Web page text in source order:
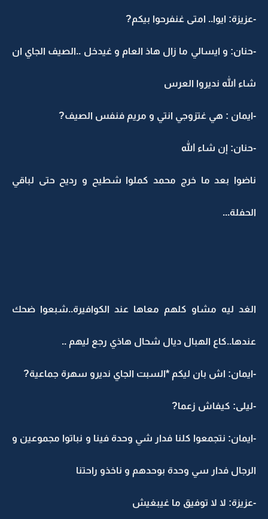
-عزيزة: ايوا.. امتى غنفرحوا بيكم?
-حنان: و ايسالي ما زال هاذ العام و غيدخل ..الصيف الجاي ان
شاء الله نديروا العرس
-ايمان : هي غتزوجي انتي و مريم فنفس الصيف?
-حنان: إن شاء الله
ناضوا بعد ما خرج محمد كملوا شطيح و رديح حتى لباقي
الحفلة...
الغد ليه مشاو كلهم معاها عند الكوافيرة..شبعوا ضحك
عندها..كاع الهبال ديال شحال هاذي رجع ليهم ..
-ايمان: اش بان ليكم *السبت الجاي نديرو سهرة جماعية?
-ليلى: كيفاش زعما?
-ايمان: نتجمعوا كلنا فدار شي وحدة فينا و نباتوا مجموعين و
الرجال فدار سي وحدة بوحدهم و ناخذو راحتنا
-عزيزة: لا لا توفيق ما غيبغيش